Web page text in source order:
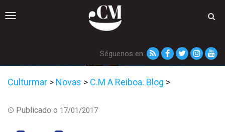
Toggle
Séguenos en:
Culturmar > Novas > C.M A Reiboa. Blog >
Publicado o 17/01/2017